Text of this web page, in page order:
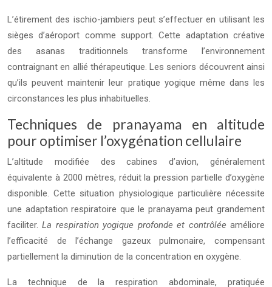
L’étirement des ischio-jambiers peut s’effectuer en utilisant les
sièges d’aéroport comme support. Cette adaptation créative
des asanas traditionnels transforme l’environnement
contraignant en allié thérapeutique. Les seniors découvrent ainsi
qu’ils peuvent maintenir leur pratique yogique même dans les
circonstances les plus inhabituelles.
Techniques de pranayama en altitude
pour optimiser l’oxygénation cellulaire
L’altitude modifiée des cabines d’avion, généralement
équivalente à 2000 mètres, réduit la pression partielle d’oxygène
disponible. Cette situation physiologique particulière nécessite
une adaptation respiratoire que le pranayama peut grandement
faciliter.La respiration yogique profonde et contrôléeaméliore
l’efficacité de l’échange gazeux pulmonaire, compensant
partiellement la diminution de la concentration en oxygène.
La technique de la respiration abdominale, pratiquée